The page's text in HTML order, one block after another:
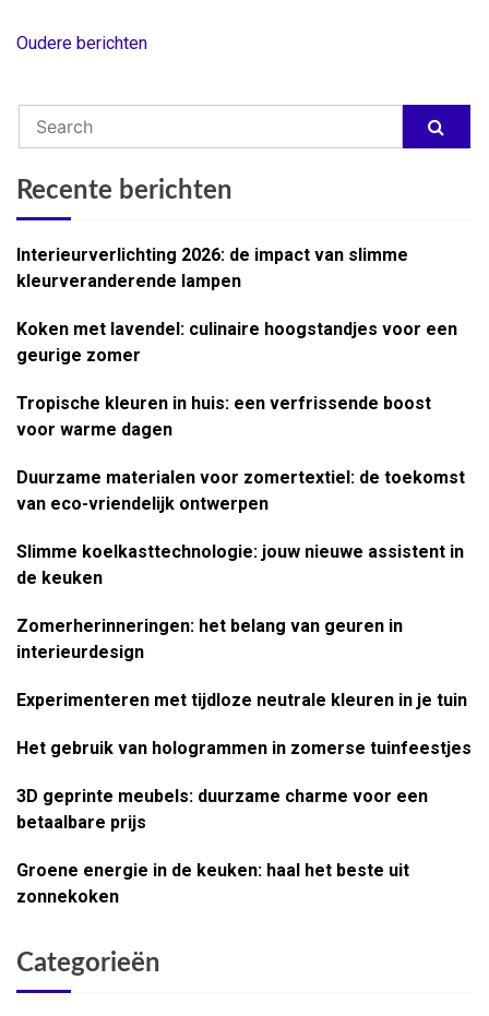
Berichtnavigatie
Oudere berichten
Recente berichten
Interieurverlichting 2026: de impact van slimme
kleurveranderende lampen
Koken met lavendel: culinaire hoogstandjes voor een
geurige zomer
Tropische kleuren in huis: een verfrissende boost
voor warme dagen
Duurzame materialen voor zomertextiel: de toekomst
van eco-vriendelijk ontwerpen
Slimme koelkasttechnologie: jouw nieuwe assistent in
de keuken
Zomerherinneringen: het belang van geuren in
interieurdesign
Experimenteren met tijdloze neutrale kleuren in je tuin
Het gebruik van hologrammen in zomerse tuinfeestjes
3D geprinte meubels: duurzame charme voor een
betaalbare prijs
Groene energie in de keuken: haal het beste uit
zonnekoken
Categorieën